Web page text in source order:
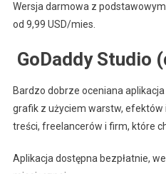
Wersja darmowa z
od 9,99 USD/mies.
GoDaddy Studio
Bardzo dobrze oceniana
grafik z użyciem warstw, efektów
treści, freelancerów i firm, które
Aplikacja dostępna bezpłatnie,